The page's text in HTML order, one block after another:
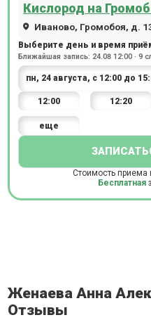
Кислород на
Иваново, Громобоя, д.
Выберите день и время
Ближайшая запись: 24.08 12:00 · 9
12:00 12:20
еще
Стоимость приема
Бесплатная
Женаева Анна
Отзывы